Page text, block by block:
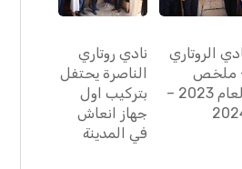
الروتاري
ملخص
العام 2023 –
نادي روتاري
الناصرة يحتفل
بتركيب اول
جهاز انعاش
في المدينة